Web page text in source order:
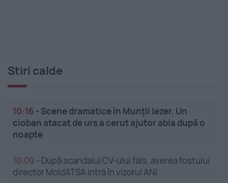
Stiri calde
10:16 - Scene dramatice în Munții Iezer. Un
cioban atacat de urs a cerut ajutor abia după o
noapte
10:09 - După scandalul CV-ului fals, averea fostului
director MoldATSA intră în vizorul ANI